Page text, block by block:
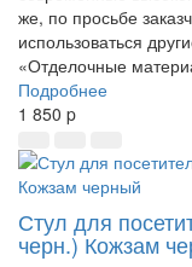
же, по просьбе
использоваться
«Отделочные
Подробнее
1 850 p
Стул для
черн.) Кожзам